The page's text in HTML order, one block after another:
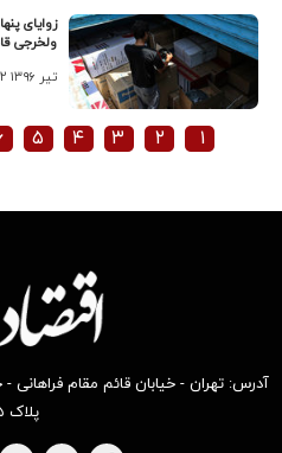
زوایای
ولخرجی
۱۲ تیر ۱۳۹۶
۱ ۲ ۳ ۴ ۵
آدرس: تهران - خیابان قائم مقام
پلاک ۵